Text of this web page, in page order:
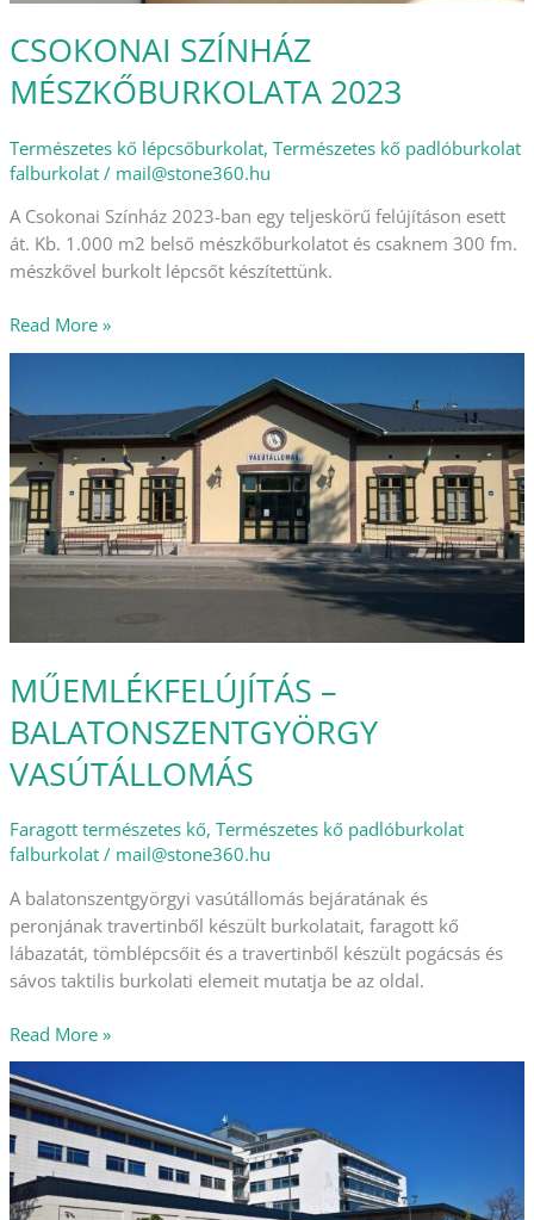
CSOKONAI SZÍNHÁZ
MÉSZKŐBURKOLATA 2023
Természetes kő lépcsőburkolat, Természetes kő padlóburkolat
falburkolat/ mail@stone360.hu
A Csokonai Színház 2023-ban egy teljeskörű felújításon esett
át. Kb. 1.000 m2 belső mészkőburkolatot és csaknem 300 fm.
mészkővel burkolt lépcsőt készítettünk.
Read More »
MŰEMLÉKFELÚJÍTÁS –
BALATONSZENTGYÖRGY
VASÚTÁLLOMÁS
Faragott természetes kő, Természetes kő padlóburkolat
falburkolat/ mail@stone360.hu
A balatonszentgyörgyi vasútállomás bejáratának és
peronjának travertinből készült burkolatait, faragott kő
lábazatát, tömblépcsőit és a travertinből készült pogácsás és
sávos taktilis burkolati elemeit mutatja be az oldal.
BALATONSZENTGYÖRGY
VASÚTÁLLOMÁS
Read More »
TESTNEVELÉSI
EGYETEM